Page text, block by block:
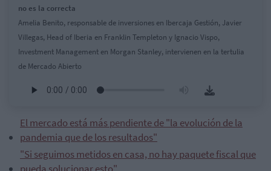
no es la correcta
Amelia Benito, responsable de inversiones en Ibercaja Gestión, Javier
Villegas, Head of Iberia en Franklin Templeton y Ignacio Vispo,
Investment Management en Morgan Stanley, intervienen en la tertulia
de Mercado Abierto
El mercado está más pendiente de "la evolución de la
pandemia que de los resultados"
"Si seguimos metidos en casa, no hay paquete fiscal que